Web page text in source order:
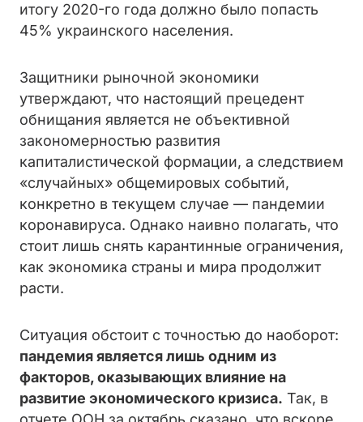
итогу 2020-го года должно было попасть
45% украинского населения.
Защитники рыночной экономики
утверждают, что настоящий прецедент
обнищания является не объективной
закономерностью развития
капиталистической формации, а следствием
«случайных» общемировых событий,
конкретно в текущем случае — пандемии
коронавируса. Однако наивно полагать, что
стоит лишь снять карантинные ограничения,
как экономика страны и мира продолжит
расти.
Ситуация обстоит с точностью до наоборот:
пандемия является лишь одним из
факторов, оказывающих влияние на
развитие экономического кризиса. Так, в